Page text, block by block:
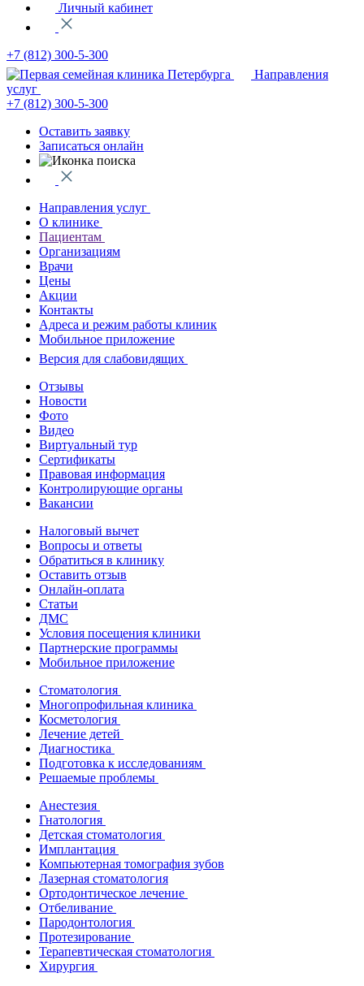
Личный кабинет
+7 (812) 300-5-300
Направления
услуг
+7 (812) 300-5-300
Оставить заявку
Записаться онлайн
Направления услуг
О клинике
Пациентам
Организациям
Врачи
Цены
Акции
Контакты
Адреса и режим работы клиник
Мобильное приложение
Версия для слабовидящих
Отзывы
Новости
Фото
Видео
Виртуальный тур
Сертификаты
Правовая информация
Контролирующие органы
Вакансии
Налоговый вычет
Вопросы и ответы
Обратиться в клинику
Оставить отзыв
Онлайн-оплата
Статьи
ДМС
Условия посещения клиники
Партнерские программы
Мобильное приложение
Стоматология
Многопрофильная клиника
Косметология
Лечение детей
Диагностика
Подготовка к исследованиям
Решаемые проблемы
Анестезия
Гнатология
Детская стоматология
Имплантация
Компьютерная томография зубов
Лазерная стоматология
Ортодонтическое лечение
Отбеливание
Пародонтология
Протезирование
Терапевтическая стоматология
Хирургия